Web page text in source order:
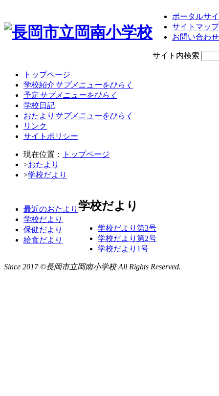
ポータルサ
サイトマップ
お問い合わせ
サイト内検索
トップページ
学校紹介サブメニューをひらく
予定サブメニューをひらく
学校日記
おたより サブメニューをひらく
リンク
サイトポリシー
現在位置：
トップページ
>おたより
>学校だより
最近のおたより
学校だより
保健だより
給食だより
学校だより
学校だより第3号
学校だより第2号
学校だより1号
Since 2017 ©長岡市立岡南小学校 All Rights Reserved.